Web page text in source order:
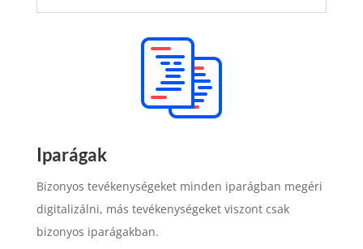
Iparágak
Bizonyos tevékenységeket minden iparágban megéri
digitalizálni, más tevékenységeket viszont csak
bizonyos iparágakban.